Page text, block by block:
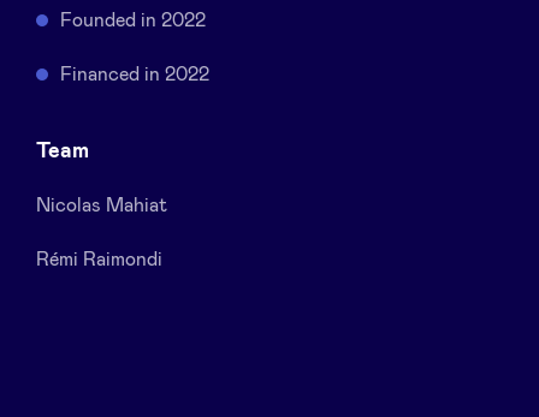
BeAngels x PMV
My Portofolio
Accès Dealflow investisseur
Founded in 2022
Financed in 2022
Team
Nicolas Mahiat
Rémi Raimondi